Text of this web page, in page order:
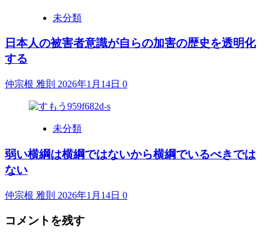
未分類
日本人の被害者意識が自らの加害の歴史を透明化
する
仲宗根 雅則 2026年1月14日 0
未分類
弱い横綱は横綱ではないから横綱でいるべきでは
ない
仲宗根 雅則 2026年1月14日 0
コメントを残す